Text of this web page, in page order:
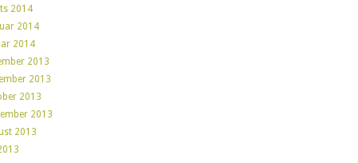
2014
2014
2014
2013
2013
2013
2013
2013